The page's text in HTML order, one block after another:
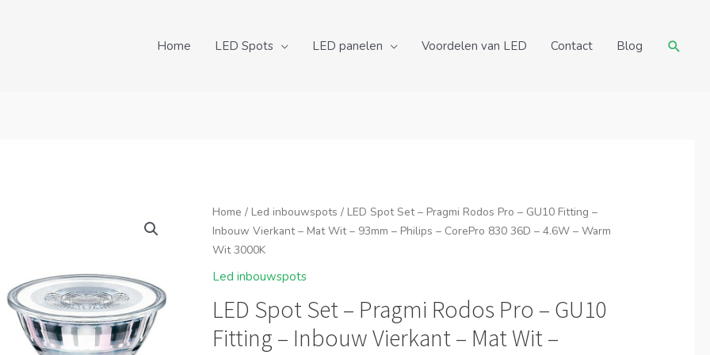
Home LED Spots LED panelen Voordelen van LED Contact Blog
Home / Led inbouwspots / LED Spot Set – Pragmi Rodos Pro – GU10 Fitting –
Inbouw Vierkant – Mat Wit – 93mm – Philips – CorePro 830 36D – 4.6W – Warm
Wit 3000K
Led inbouwspots
LED Spot Set – Pragmi Rodos Pro – GU10
Fitting – Inbouw Vierkant – Mat Wit –